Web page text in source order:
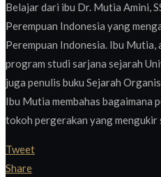
Belajar dari ibu Dr. Mutia Amini,
Perempuan Indonesia yang
Perempuan Indonesia. Ibu Mutia,
program studi sarjana sejarah
juga penulis buku Sejarah
Ibu Mutia membahas bagaimana
tokoh pergerakan yang mengukir
Tweet
Share